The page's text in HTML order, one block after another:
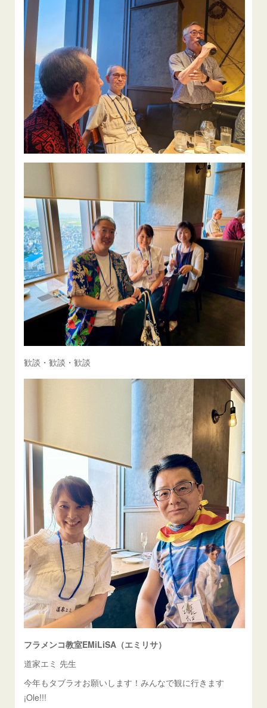
歓談・歓談・歓談
フラメンコ教室EMiLiSA（エミリサ）
道家エミ 先生
今年もタブラオお願いします！みんなで観に行きます
¡Ole!!!